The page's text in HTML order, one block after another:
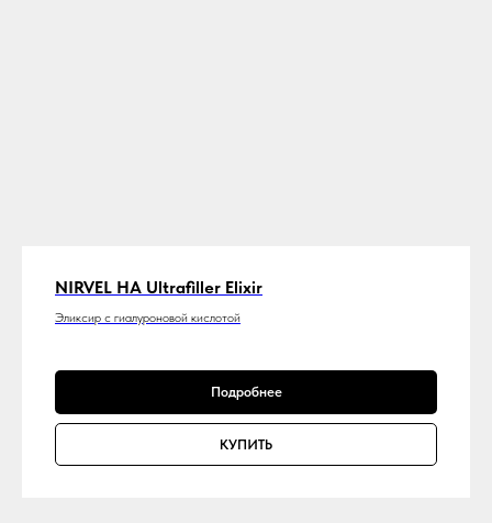
NIRVEL HA Ultrafiller Elixir
Эликсир с гиалуроновой кислотой
Подробнее
КУПИТЬ